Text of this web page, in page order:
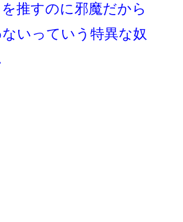
推すのに邪魔だから
いっていう特異な奴